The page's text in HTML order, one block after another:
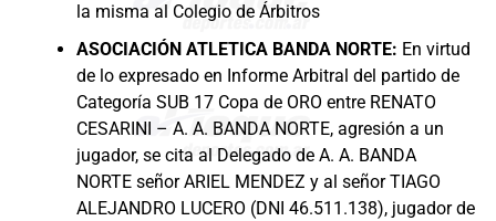
la misma al Colegio de Árbitros
ASOCIACIÓN ATLETICA BANDA NORTE: En virtud
de lo expresado en Informe Arbitral del partido de
Categoría SUB 17 Copa de ORO entre RENATO
CESARINI – A. A. BANDA NORTE, agresión a un
jugador, se cita al Delegado de A. A. BANDA
NORTE señor ARIEL MENDEZ y al señor TIAGO
ALEJANDRO LUCERO (DNI 46.511.138), jugador de